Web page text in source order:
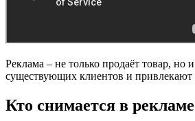
Реклама – не только продаёт товар,
существующих клиентов и привлекают
Кто снимается в